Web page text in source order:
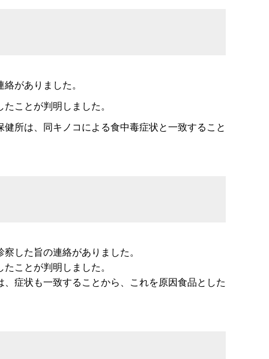
がありました。
ことが判明しました。
所は、同キノコによる食中毒症状と一致すること
した旨の連絡がありました。
ことが判明しました。
症状も一致することから、これを原因食品とした